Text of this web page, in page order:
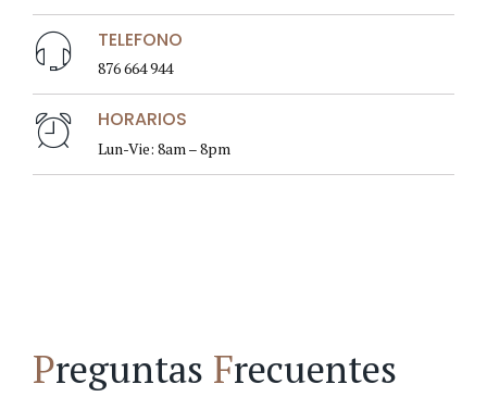
TELEFONO
876 664 944
HORARIOS
Lun-Vie: 8am – 8pm
Preguntas Frecuentes